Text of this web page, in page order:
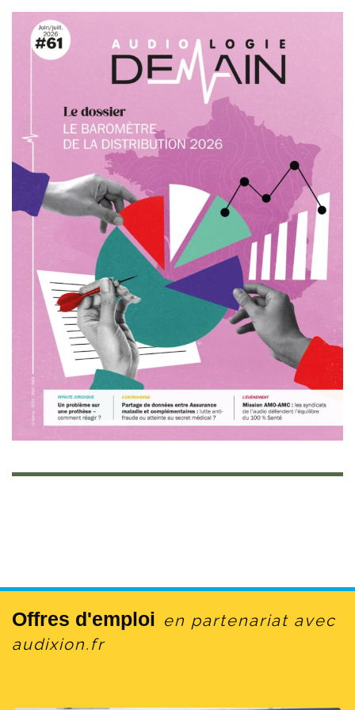
en France et le phénomène risque de s’amplifier
avec le vieillissement de la population et
l’exposition au bruit.
Nous sommes aussi sensibles aux
problématiques que nous soumettent les
associations de patients et les professionnels
de santé. Tout ce monde-là a besoin d’être
écouté. Je dois dire que j’ai été grandement
surpris de l’implication des forces en présence
dans le secteur de l’audition. Sans elles, sans
leur soutien, notamment celui de la Fondation
pour l’audition ou de la Journée nationale de
l’audition, je pense que le sujet n’aurait sans
doute pas pris autant d’importance à
l’Assemblée nationale. Et, cela a participé de ma
prise de conscience.
Les pouvoirs publics ont grandement investi
dans la santé auditive avec la réforme du
100 % Santé, avec le succès que l’on connait.
l’heure où le mot d’ordre est plutôt à
temps long quand on discute de budgets ou de
déficits annuels. Il s’agit souvent de
raisonnements à court terme quand on évoque
le financement de politiques publiques. Il y a
Offres d'emploi en partenariat avec
audixion.fr